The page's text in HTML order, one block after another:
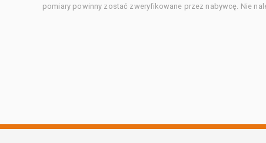
pomiary powinny zostać zweryfikowane przez nabywcę. Nie